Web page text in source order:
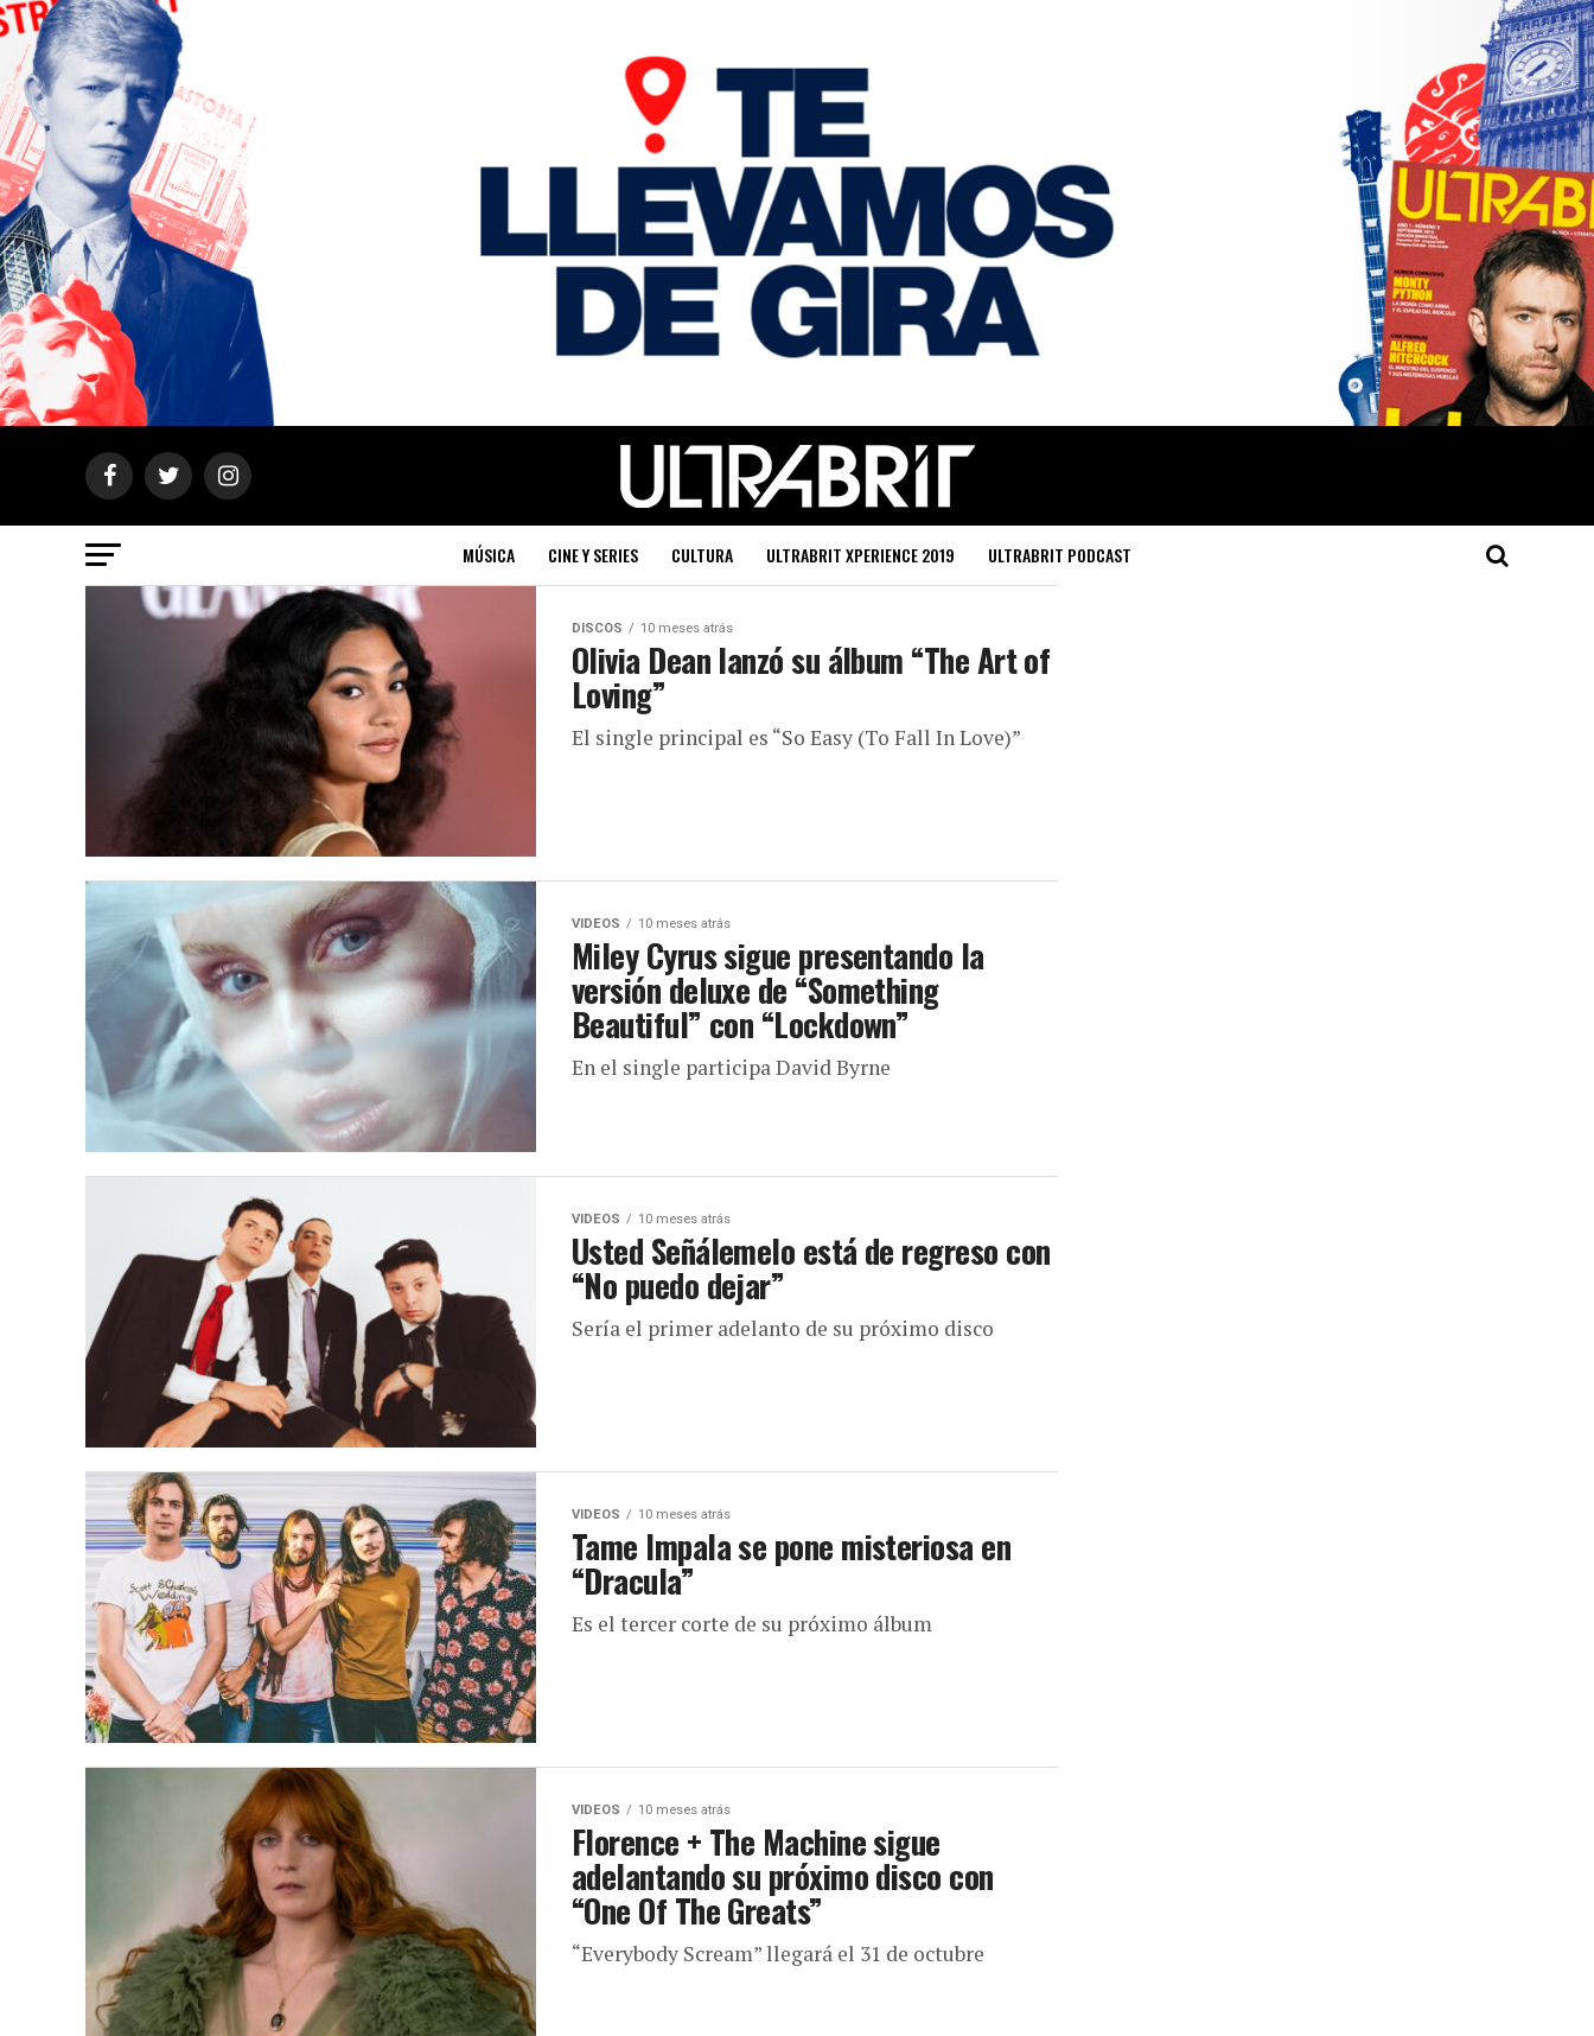
MÚSICA CINE Y SERIES CULTURA ULTRABRIT XPERIENCE 2019 ULTRABRIT PODCAST
DISCOS 10 meses atrás
Olivia Dean lanzó su álbum “The Art of
Loving”
El single principal es “So Easy (To Fall In Love)”
VIDEOS 10 meses atrás
Miley Cyrus sigue presentando la
versión deluxe de “Something
Beautiful” con “Lockdown”
En el single participa David Byrne
VIDEOS 10 meses atrás
Usted Señálemelo está de regreso con
“No puedo dejar”
Sería el primer adelanto de su próximo disco
VIDEOS 10 meses atrás
Tame Impala se pone misteriosa en
“Dracula”
Es el tercer corte de su próximo álbum
VIDEOS 10 meses atrás
Florence + The Machine sigue
adelantando su próximo disco con
“One Of The Greats”
“Everybody Scream” llegará el 31 de octubre